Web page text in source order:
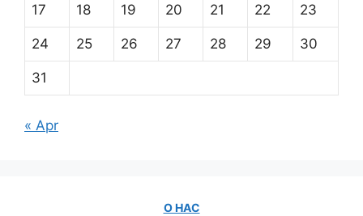
17 18 19 20 21 22 23
24 25 26 27 28 29 30
31
« Apr
О НАС